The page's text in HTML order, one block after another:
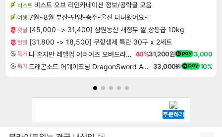
비스트 비스트 오브 리인카네이션 정보/공략글 모음
여행 7월~8월 부산-단양-충주-울진 다녀왔어요~
핫딜 [45,000 -> 31,400] 삼원농산 새청무 쌀 상등급 10kg
핫딜 [31,800 -> 18,500] 무항생제 특란 30구 x 2세트
특가 나 혼자만 레벨업 어라이즈 오버드라이브 디럭스 에디션 Solo Leveling Arise Overdrive Deluxe Edition 40%31,200원 3,000
특가 드래곤소드 어웨이크닝 DragonSword Awakening 33,000원 10%